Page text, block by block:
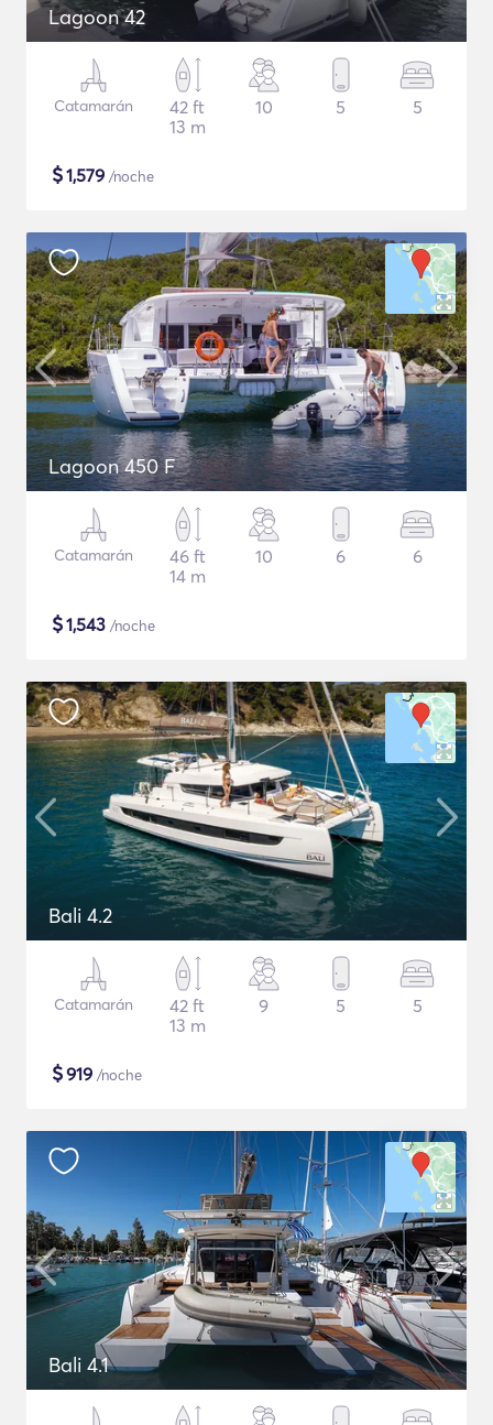
Lagoon 42
Catamarán
42 ft
13 m
10 5 5
$1,579 /noche
Lagoon 450 F
Catamarán
46 ft
14 m
10 6 6
$1,543 /noche
Bali 4.2
Catamarán
42 ft
13 m
9 5 5
$919 /noche
Bali 4.1